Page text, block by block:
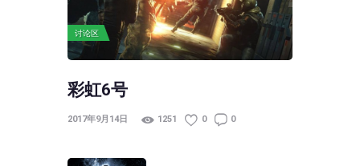
讨论区
彩虹6号
2017年9月14日 1251 0 0